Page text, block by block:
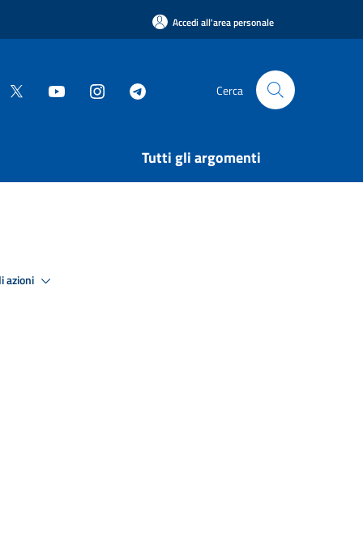
Accedi all'area personale
Cerca
Tutti gli argomenti
azioni